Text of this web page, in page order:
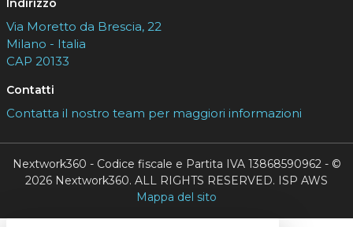
Indirizzo
Via Moretto da Brescia, 22
Milano - Italia
CAP 20133
Contatti
Contatta il nostro team per maggiori informazioni
Nextwork360 - Codice fiscale e Partita IVA 13868590962 - ©
2026 Nextwork360. ALL RIGHTS RESERVED. ISP AWS
Mappa del sito